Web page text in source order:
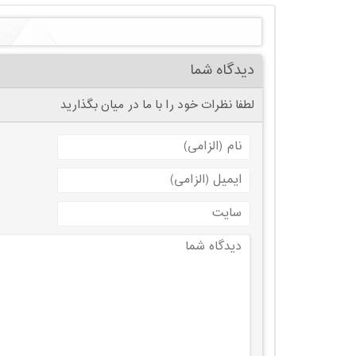
دیدگاه شما
لطفا نظرات خود را با ما در میان بگذارید